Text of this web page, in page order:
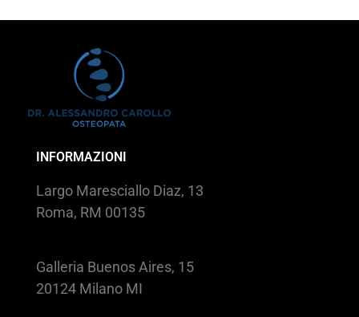
INFORMAZIONI
Largo Maresciallo Diaz, 13
Roma, RM 00135
Galleria Buenos Aires, 15
20124 Milano MI